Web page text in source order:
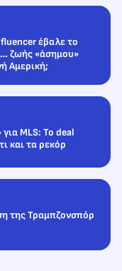
έβαλε το
ζωής «άσημου»
Αμερική;
MLS: Το deal
και τα ρεκόρ
της Τραμπζονσπόρ